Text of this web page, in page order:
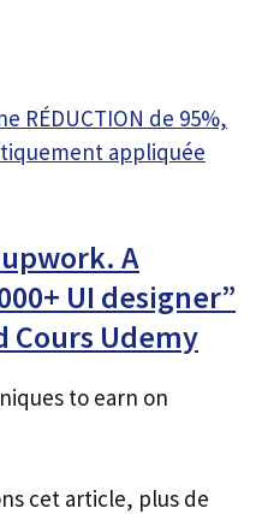
RÉDUCTION de 95%,
appliquée
A
UI designer”
Cours Udemy
to earn on
cet article, plus de